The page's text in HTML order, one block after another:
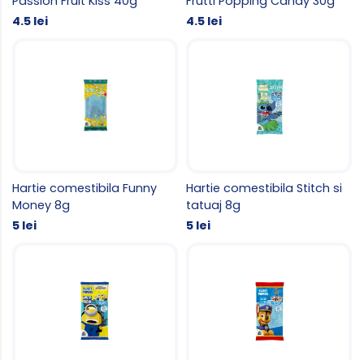
4.5 lei
4.5 lei
Hartie comestibila Funny
Money 8g
5 lei
Hartie comestibila Stitch si
tatuaj 8g
5 lei